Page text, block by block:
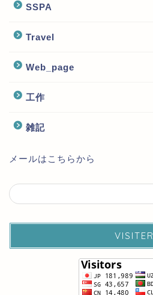
SSPA
Travel
Web_page
工作
雑記
メールはこちらから
VISITER